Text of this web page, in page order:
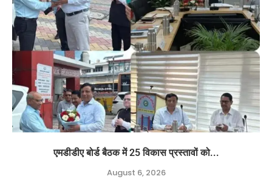
एमडीडीए बोर्ड बैठक में 25 विकास प्रस्तावों को...
August 6, 2026